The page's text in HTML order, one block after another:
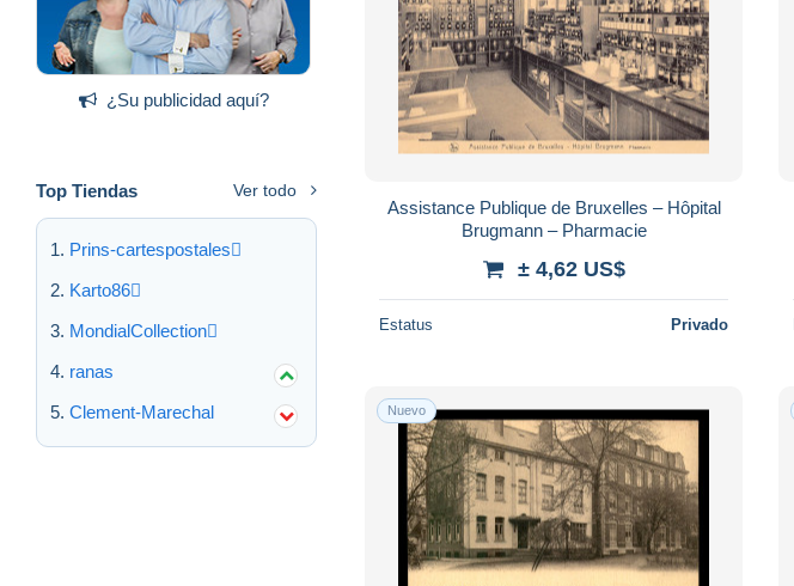
¿Su publicidad aquí?
Top Tiendas Ver todo
Prins-cartespostales
Karto86
MondialCollection
ranas
Clement-Marechal
Assistance Publique de Bruxelles – Hôpital
Brugmann – Pharmacie
± 4,62 US$
Estatus Privado
Nuevo